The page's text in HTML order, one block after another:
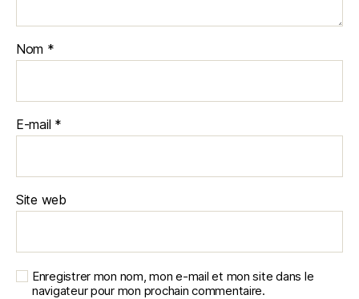
Nom *
E-mail *
Site web
Enregistrer mon nom, mon e-mail et mon site dans le
navigateur pour mon prochain commentaire.